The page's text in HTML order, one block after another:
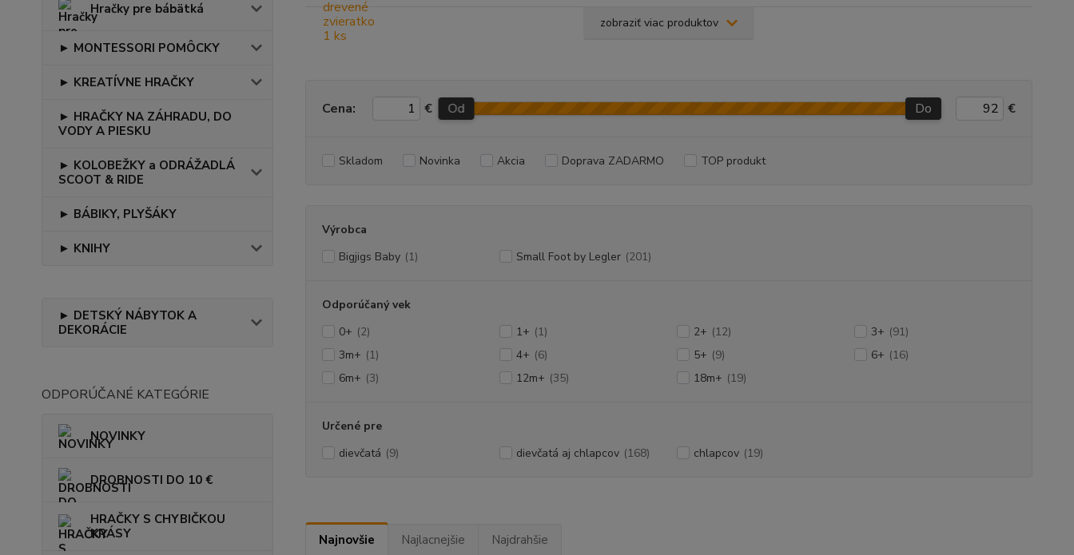
Hračky pre bábätká
► MONTESSORI POMÔCKY
► KREATÍVNE HRAČKY
► HRAČKY NA ZÁHRADU, DO
VODY A PIESKU
► KOLOBEŽKY a ODRÁŽADLÁ
SCOOT & RIDE
► BÁBIKY, PLYŠÁKY
► KNIHY
► DETSKÝ NÁBYTOK A
DEKORÁCIE
ODPORÚČANÉ KATEGÓRIE
NOVINKY
DROBNOSTI DO 10 €
HRAČKY S CHYBIČKOU
KRÁSY
zobraziť viac produktov
Cena: € Od Do €
Skladom Novinka Akcia Doprava ZADARMO TOP produkt
Výrobca
Bigjigs Baby (1) Small Foot by Legler (201)
Odporúčaný vek
0+ (2) 1+ (1) 2+ (12) 3+ (91)
3m+ (1) 4+ (6) 5+ (9) 6+ (16)
6m+ (3) 12m+ (35) 18m+ (19)
Určené pre
dievčatá (9) dievčatá aj chlapcov (168) chlapcov (19)
Najnovšie Najlacnejšie Najdrahšie